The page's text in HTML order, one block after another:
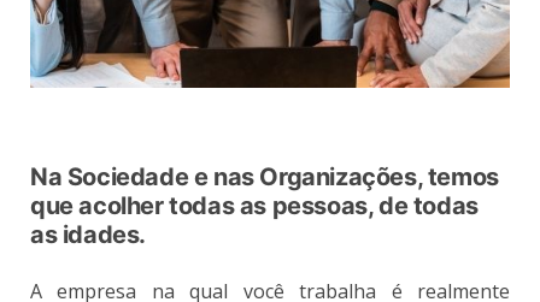
Na Sociedade e nas Organizações, temos
que acolher todas as pessoas, de todas
as idades.
A empresa na qual você trabalha é realmente